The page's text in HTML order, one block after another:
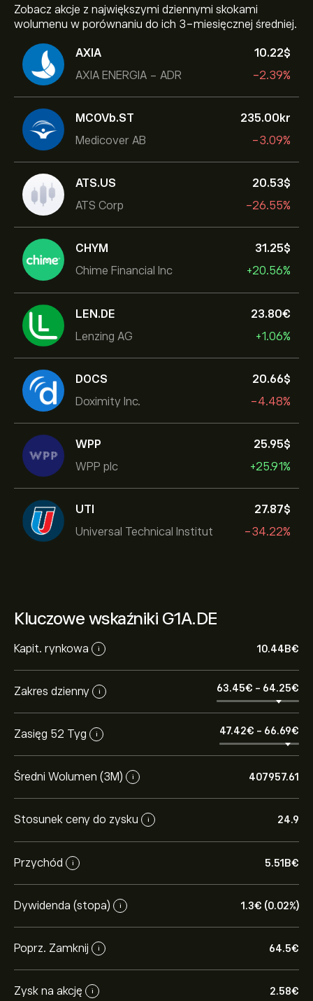
Zobacz akcje z największymi dziennymi skokami
wolumenu w porównaniu do ich 3-miesięcznej średniej.
AXIA
AXIA ENERGIA - ADR
10.22‎$‎
-2.39%
MCOVb.ST
Medicover AB
235.00‎kr‎
-3.09%
ATS.US
ATS Corp
20.53‎$‎
-26.55%
CHYM
Chime Financial Inc
31.25‎$‎
+20.56%
LEN.DE
Lenzing AG
23.80‎€‎
+1.06%
DOCS
Doximity Inc.
20.66‎$‎
-4.48%
WPP
WPP plc
25.95‎$‎
+25.91%
UTI
Universal Technical Institut
27.87‎$‎
-34.22%
Kluczowe wskaźniki G1A.DE
Kapit. rynkowa i 10.44B‎€‎
Zakres dzienny i 63.45‎€‎ - 64.25‎€‎
Zasięg 52 Tyg i 47.42‎€‎ - 66.69‎€‎
Średni Wolumen (3M) i 407957.61
Stosunek ceny do zysku i 24.9
Przychód i 5.51B‎€‎
Dywidenda (stopa) i 1.3‎€‎ (0.02%)
Poprz. Zamknij i 64.5‎€‎
Zysk na akcję i 2.58‎€‎